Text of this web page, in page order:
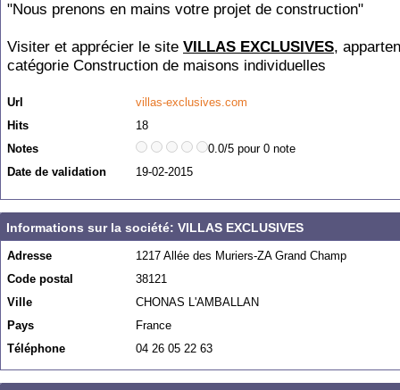
"Nous prenons en mains votre projet de construction"
Visiter et apprécier le site VILLAS EXCLUSIVES,
catégorie Construction de maisons individuelles
Url
villas-exclusives.com
Hits
18
Notes
0.0/5 pour 0 note
Date de validation
19-02-2015
Informations sur la société: VILLAS EXCLUSIVES
Adresse
1217 Allée des Muriers-ZA Grand Champ
Code postal
38121
Ville
CHONAS L'AMBALLAN
Pays
France
Téléphone
04 26 05 22 63